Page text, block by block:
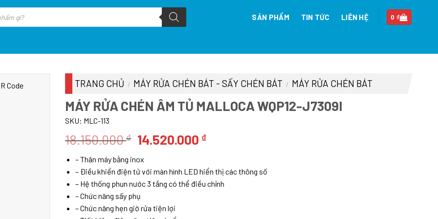
SẢN PHẨM TIN TỨC LIÊN HỆ 0₫
TRANG CHỦ / MÁY RỬA CHÉN BÁT - SẤY CHÉN BÁT / MÁY RỬA CHÉN BÁT
MÁY RỬA CHÉN ÂM TỦ MALLOCA WQP12-J7309I
SKU: MLC-113
18.150.000₫ Giá
là:
18.150.000 ₫.
14.520.000 ₫Giá
tại
là:
14.520.000 ₫.
– Thân máy bằng inox
– Điều khiển điện tử với màn hình LED hiển thị các thông số
– Hệ thống phun nước 3 tầng có thể điều chỉnh
– Chức năng sấy phụ
– Chức năng hẹn giờ rửa tiện lợi